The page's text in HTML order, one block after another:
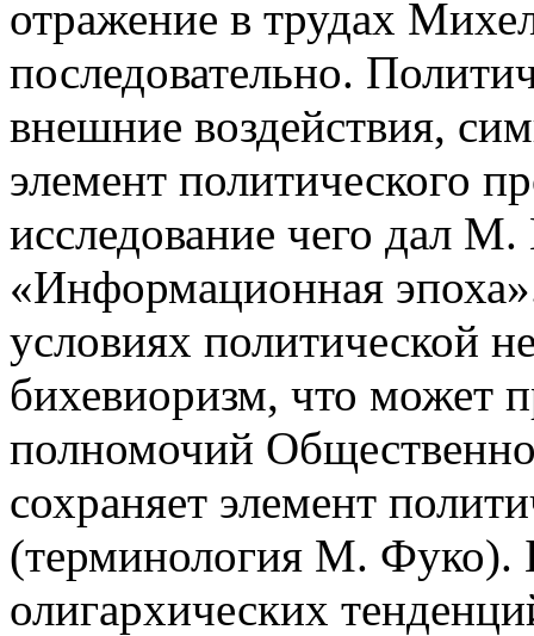
отражение в трудах
последовательно.
внешние воздействия,
элемент политического
исследование чего дал М.
«Информационная
условиях политической
бихевиоризм, что может
полномочий
сохраняет элемент
(терминология М. Фуко).
олигархических